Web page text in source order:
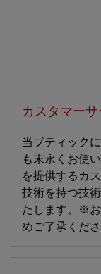
カスタマー
当ブティック
も末永くお使
を提供するカ
技術を持つ技
たします。※
めご了承くださ